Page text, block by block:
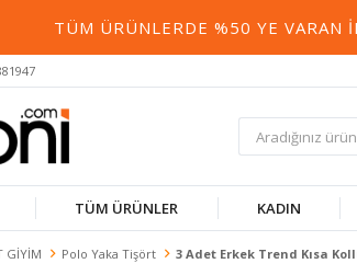
TÜM ÜRÜNLERDE %50 YE VARAN
TÜM ÜRÜNLER KADIN
GİYİM Polo Yaka Tişört 3 Adet Erkek Trend Kısa